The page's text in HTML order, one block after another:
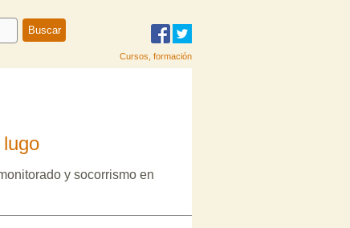
Cursos, formación
y socorrismo en